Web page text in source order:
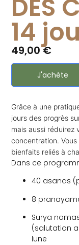
DES
14
49,00€
J'achète
Grâce à une
jours des progrès
mais aussi réduirez
concentration.
bienfaits reliés à
Dans ce
40 asanas
8
Surya
(salutation
lune